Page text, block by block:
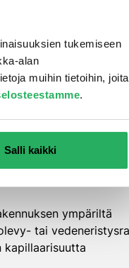
tukemiseen
alan
muihin tietoihin, joita
.
Salli kaikki
tukevilla
16-32 mm), joka
ympäriltä
tai
kapillaarisuutta